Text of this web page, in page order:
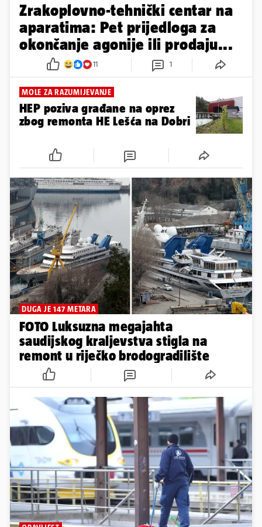
Zrakoplovno-tehnički centar na
aparatima: Pet prijedloga za
okončanje agonije ili prodaju...
11 1
MOLE ZA RAZUMIJEVANJE
HEP poziva građane na oprez
zbog remonta HE Lešća na Dobri
DUGA JE 147 METARA
FOTO Luksuzna megajahta
saudijskog kraljevstva stigla na
remont u riječko brodogradilište